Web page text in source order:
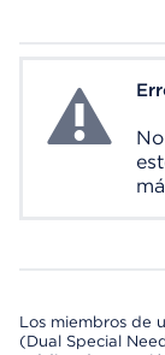
System Error
Los miembros de
(Dual Special